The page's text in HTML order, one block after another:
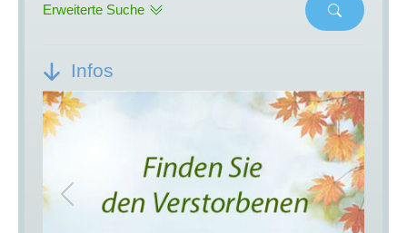
Erweiterte Suche
Infos
Previous Next